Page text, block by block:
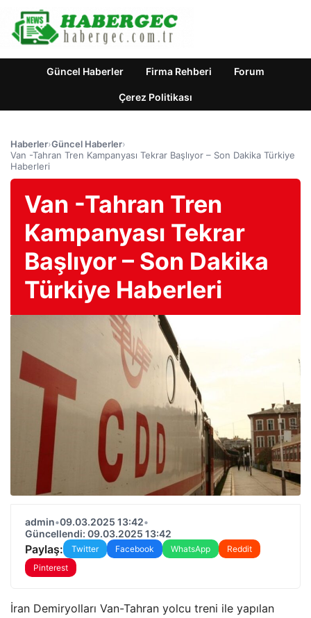
Güncel Haberler Firma Rehberi Forum
Çerez Politikası
Haberler›Güncel Haberler›
Van -Tahran Tren Kampanyası Tekrar Başlıyor – Son Dakika Türkiye
Haberleri
Van -Tahran Tren
Kampanyası Tekrar
Başlıyor – Son Dakika
Türkiye Haberleri
admin•09.03.2025 13:42•
Güncellendi: 09.03.2025 13:42
Paylaş: Twitter Facebook WhatsApp
Reddit
Pinterest
İran Demiryolları Van-Tahran yolcu treni ile yapılan